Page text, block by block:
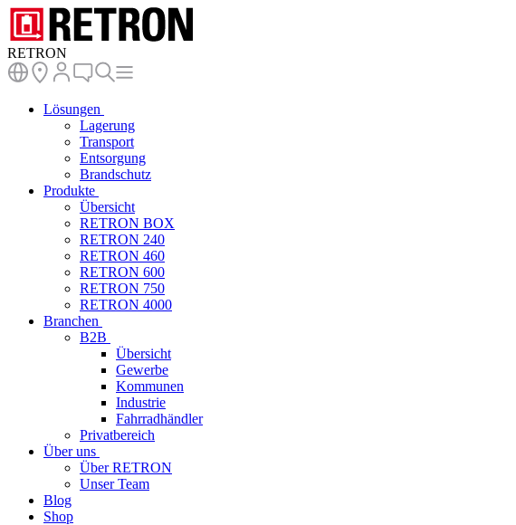
RETRON
Lösungen
Lagerung
Transport
Entsorgung
Brandschutz
Produkte
Übersicht
RETRON BOX
RETRON 240
RETRON 460
RETRON 600
RETRON 750
RETRON 4000
Branchen
B2B
Übersicht
Gewerbe
Kommunen
Industrie
Fahrradhändler
Privatbereich
Über uns
Über RETRON
Unser Team
Blog
Shop